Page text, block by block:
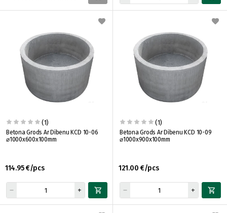
(1)
Betona Grods Ar Dibenu KCD 10-06
⌀1000x600x100mm
114.95 €/pcs
(1)
Betona Grods Ar Dibenu KCD 10-09
⌀1000x900x100mm
121.00 €/pcs